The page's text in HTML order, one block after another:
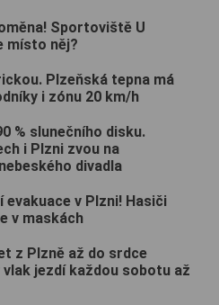
Sportoviště U
místo něj?
Plzeňská tepna má
i zónu 20 km/h
% slunečního disku.
i Plzni zvou na
divadla
evakuace v Plzni! Hasiči
v maskách
z Plzně až do srdce
vlak jezdí každou sobotu až